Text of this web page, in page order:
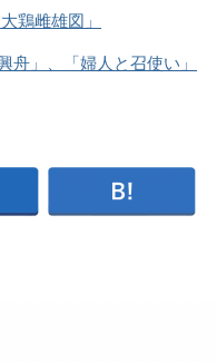
鶏雌雄図」
舟」、「婦人と召使い」